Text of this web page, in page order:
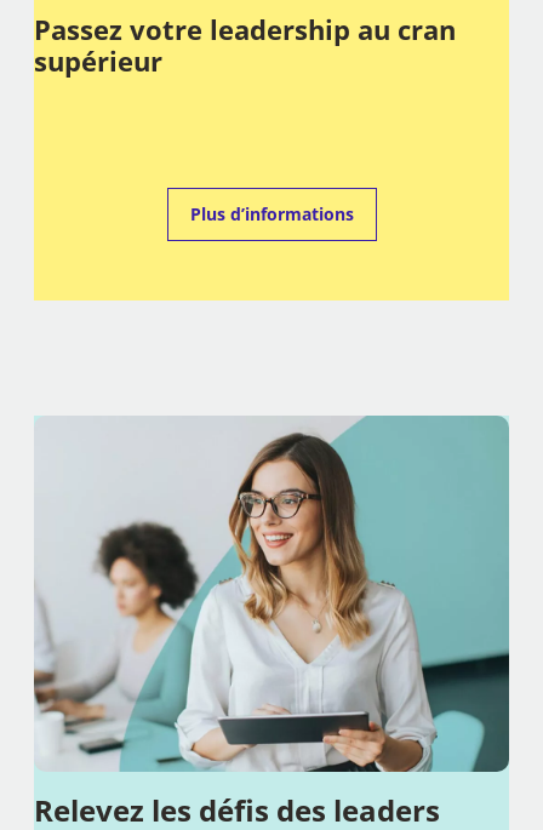
Passez votre leadership au cran
supérieur
Plus d’informations
Relevez les défis des leaders